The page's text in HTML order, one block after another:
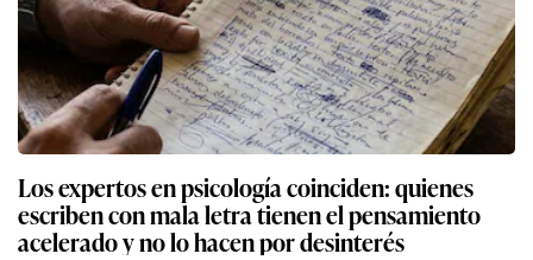
Los expertos en psicología coinciden: quienes
escriben con mala letra tienen el pensamiento
acelerado y no lo hacen por desinterés